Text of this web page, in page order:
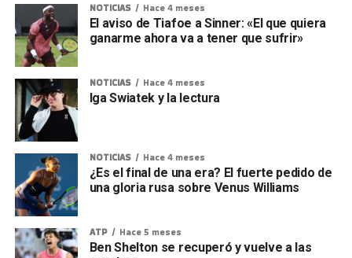
NOTICIAS Hace 4 meses
El aviso de Tiafoe a Sinner: «El que quiera
ganarme ahora va a tener que sufrir»
NOTICIAS Hace 4 meses
Iga Swiatek y la lectura
NOTICIAS Hace 4 meses
¿Es el final de una era? El fuerte pedido de
una gloria rusa sobre Venus Williams
ATP Hace 5 meses
Ben Shelton se recuperó y vuelve a las